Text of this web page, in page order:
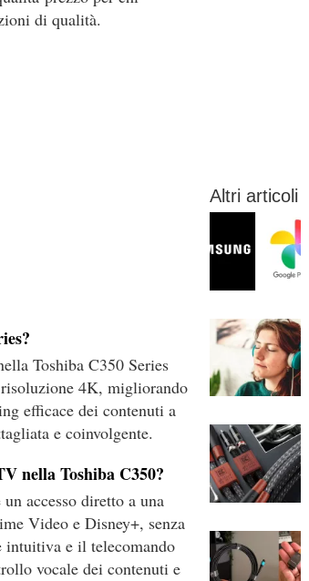
di qualità.
Toshiba C350 Series
4K, migliorando
efficace dei contenuti a
e coinvolgente.
nella Toshiba C350?
accesso diretto a una
Video e Disney+, senza
intuitiva e il telecomando
vocale dei contenuti e
Altri articoli